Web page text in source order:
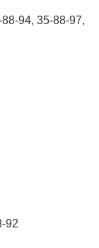
94, 35-88-97,
92